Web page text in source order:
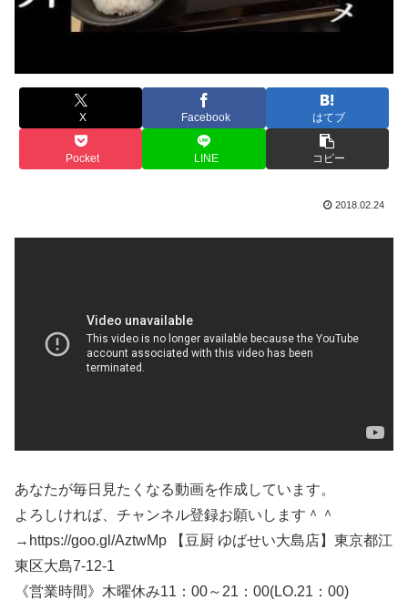
X Facebook はてブ
Pocket LINE コピー
2018.02.24
あなたが毎日見たくなる動画を作成しています。
よろしければ、チャンネル登録お願いします＾＾
→https://goo.gl/AztwMp 【豆厨 ゆばせい大島店】東京都江
東区大島7-12-1
《営業時間》木曜休み11：00～21：00(LO.21：00)